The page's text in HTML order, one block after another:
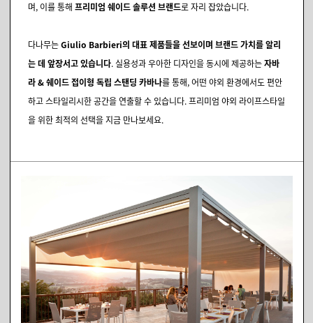
며, 이를 통해 프리미엄 쉐이드 솔루션 브랜드로 자리 잡았습니다.
다나무는Giulio Barbieri의 대표 제품들을 선보이며 브랜드 가치를 알리
는 데 앞장서고 있습니다. 실용성과 우아한 디자인을 동시에 제공하는자바
라 & 쉐이드 접이형 독립 스탠딩 카바나를 통해, 어떤 야외 환경에서도 편안
하고 스타일리시한 공간을 연출할 수 있습니다. 프리미엄 야외 라이프스타일
을 위한 최적의 선택을 지금 만나보세요.